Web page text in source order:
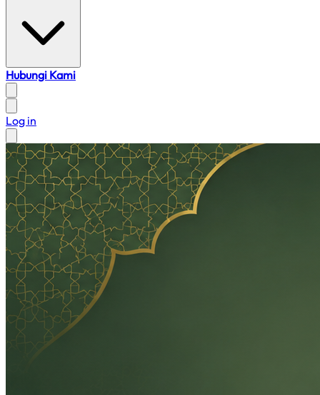
Hubungi Kami
Log in